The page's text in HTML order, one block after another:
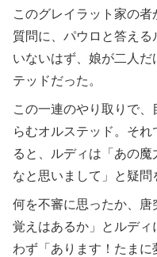
このグレイラット家の
質問に、パウロと答え
いないはず、娘が二人
テッドだった。
この一連のやり取りで
らむオルステッド。そ
ると、ルディは「あの
なと思いまして」と疑問
何を不審に思ったか、唐
覚えはあるか」とルデ
わず「あります！たま